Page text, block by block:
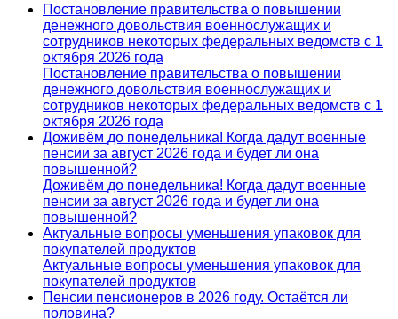
Постановление правительства о повышении
денежного довольствия военнослужащих и
сотрудников некоторых федеральных ведомств с 1
октября 2026 года
Постановление правительства о повышении
денежного довольствия военнослужащих и
сотрудников некоторых федеральных ведомств с 1
октября 2026 года
Доживём до понедельника! Когда дадут военные
пенсии за август 2026 года и будет ли она
повышенной?
Доживём до понедельника! Когда дадут военные
пенсии за август 2026 года и будет ли она
повышенной?
Актуальные вопросы уменьшения упаковок для
покупателей продуктов
Актуальные вопросы уменьшения упаковок для
покупателей продуктов
Пенсии пенсионеров в 2026 году. Остаётся ли
половина?